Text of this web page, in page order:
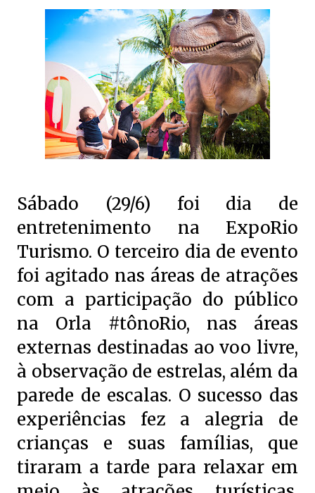
Sábado (29/6) foi dia de
entretenimento na ExpoRio
Turismo. O terceiro dia de evento
foi agitado nas áreas de atrações
com a participação do público
na Orla #tônoRio, nas áreas
externas destinadas ao voo livre,
à observação de estrelas, além da
parede de escalas. O sucesso das
experiências fez a alegria de
crianças e suas famílias, que
tiraram a tarde para relaxar em